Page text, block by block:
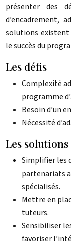
présenter des
d’encadrement,
solutions
le succès du
Les défis
Complexité
programme
Besoin d’un
Nécessité
Les solutions
Simplifier les
partenariats
spécialisés.
Mettre en
tuteurs.
Sensibiliser
favoriser